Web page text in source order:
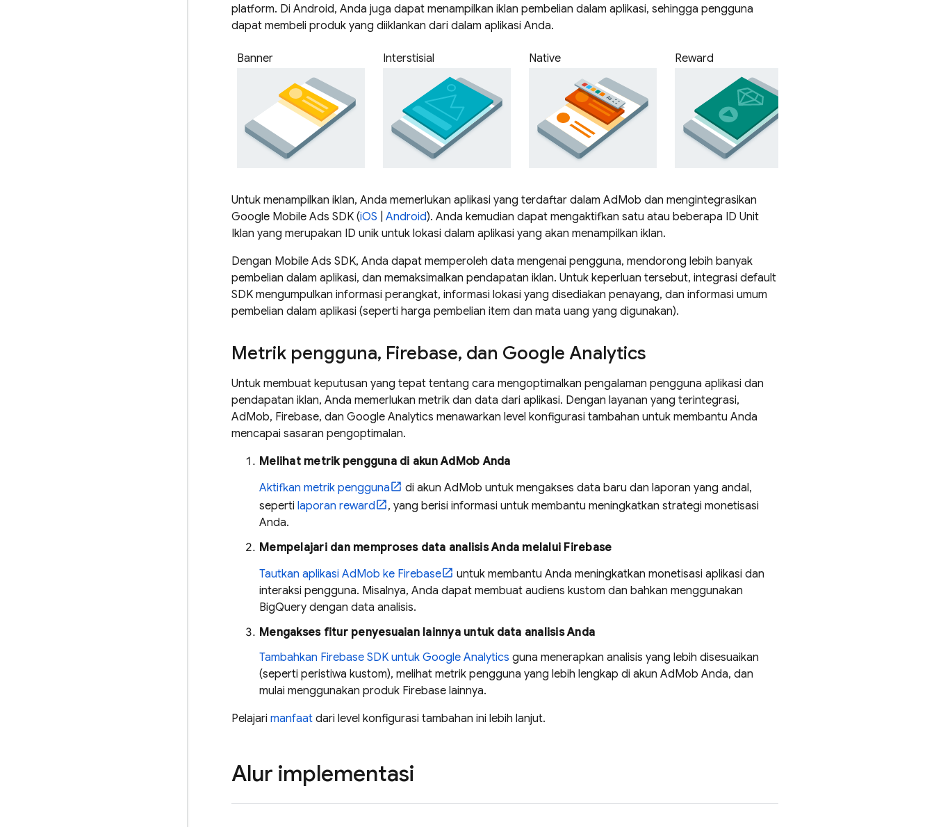
platform. Di Android, Anda juga dapat menampilkan iklan pembelian dalam aplikasi, sehingga pengguna
dapat membeli produk yang diiklankan dari dalam aplikasi Anda.
Banner Interstisial Native Reward
Untuk menampilkan iklan, Anda memerlukan aplikasi yang terdaftar dalam AdMob dan mengintegrasikan
Google Mobile Ads SDK (iOS Android). Anda kemudian dapat mengaktifkan satu atau beberapa ID Unit
Iklan yang merupakan ID unik untuk lokasi dalam aplikasi yang akan menampilkan iklan.
Dengan Mobile Ads SDK, Anda dapat memperoleh data mengenai pengguna, mendorong lebih banyak
pembelian dalam aplikasi, dan memaksimalkan pendapatan iklan. Untuk keperluan tersebut, integrasi default
SDK mengumpulkan informasi perangkat, informasi lokasi yang disediakan penayang, dan informasi umum
pembelian dalam aplikasi (seperti harga pembelian item dan mata uang yang digunakan).
Metrik pengguna, Firebase, dan Google Analytics
Untuk membuat keputusan yang tepat tentang cara mengoptimalkan pengalaman pengguna aplikasi dan
pendapatan iklan, Anda memerlukan metrik dan data dari aplikasi. Dengan layanan yang terintegrasi,
AdMob, Firebase, dan Google Analytics menawarkan level konfigurasi tambahan untuk membantu Anda
mencapai sasaran pengoptimalan.
Melihat metrik pengguna di akunAdMob Anda
Aktifkan metrik pengguna
di akun AdMob untuk mengakses data baru dan laporan yang andal,
seperti laporan reward
, yang berisi informasi untuk membantu meningkatkan strategi monetisasi
Anda.
Mempelajari dan memproses data analisis Anda melalui Firebase
Tautkan aplikasi AdMob ke Firebase
untuk membantu Anda meningkatkan monetisasi aplikasi dan
interaksi pengguna. Misalnya, Anda dapat membuat audiens kustom dan bahkan menggunakan
BigQuery dengan data analisis.
Mengakses fitur penyesuaian lainnya untuk data analisis Anda
Tambahkan Firebase SDK untuk Google Analytics guna menerapkan analisis yang lebih disesuaikan
(seperti peristiwa kustom), melihat metrik pengguna yang lebih lengkap di akun AdMob Anda, dan
mulai menggunakan produk Firebase lainnya.
Pelajari manfaat dari level konfigurasi tambahan ini lebih lanjut.
Alur implementasi